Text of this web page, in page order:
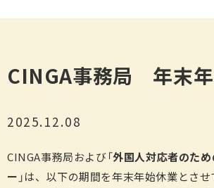
CINGA事務局 年末
2025.12.08
CINGA事務局および「外国人対応者のた
ー 」は、以下の期間を年末年始休業とさ